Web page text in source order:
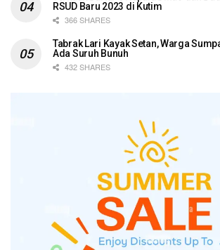
RSUD Baru 2023 di Kutim
366 SHARES
Tabrak Lari Kayak Setan, Warga
Ada Suruh Bunuh
432 SHARES